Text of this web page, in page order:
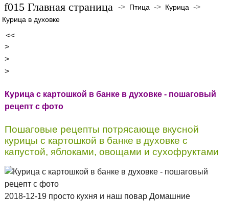
Главная страница -> Птица -> Курица ->
Курица в духовке
<<
>
>
>
Курица с картошкой в банке в духовке - пошаговый
рецепт с фото
Пошаговые рецепты потрясающе вкусной
курицы с картошкой в банке в духовке c
капустой, яблоками, овощами и сухофруктами
2018-12-19 просто кухня и наш повар Домашние